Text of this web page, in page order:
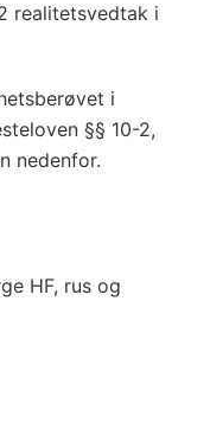
realitetsvedtak i
i
§§ 10-2,
nedenfor.
HF, rus og